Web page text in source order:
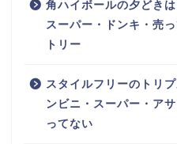
角ハイボールの夕どき
スーパー・ドンキ・売
トリー
スタイルフリーのトリ
ンビニ・スーパー・ア
ってない